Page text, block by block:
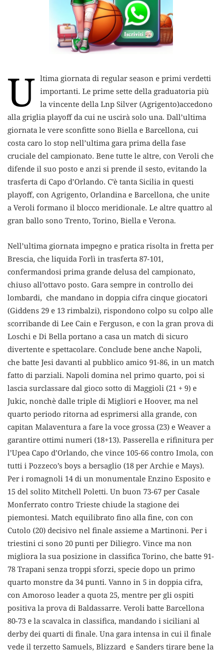
U ltima giornata di regular season e primi verdetti
importanti. Le prime sette della graduatoria più
la vincente della Lnp Silver (Agrigento)accedono
alla griglia playoff da cui ne uscirà solo una. Dall’ultima
giornata le vere sconfitte sono Biella e Barcellona, cui
costa caro lo stop nell’ultima gara prima della fase
cruciale del campionato. Bene tutte le altre, con Veroli che
difende il suo posto e anzi si prende il sesto, evitando la
trasferta di Capo d’Orlando. C’è tanta Sicilia in questi
playoff, con Agrigento, Orlandina e Barcellona, che unite
a Veroli formano il blocco meridionale. Le altre quattro al
gran ballo sono Trento, Torino, Biella e Verona.
Nell’ultima giornata impegno e pratica risolta in fretta per
Brescia, che liquida Forlì in trasferta 87-101,
confermandosi prima grande delusa del campionato,
chiuso all’ottavo posto. Gara sempre in controllo dei
lombardi, che mandano in doppia cifra cinque giocatori
(Giddens 29 e 13 rimbalzi), rispondono colpo su colpo alle
scorribande di Lee Cain e Ferguson, e con la gran prova di
Loschi e Di Bella portano a casa un match di sicuro
divertente e spettacolare. Conclude bene anche Napoli,
che batte Jesi davanti al pubblico amico 91-86, in un match
fatto di parziali. Napoli domina nel primo quarto, poi si
lascia surclassare dal gioco sotto di Maggioli (21 + 9) e
Jukic, nonchè dalle triple di Migliori e Hoover, ma nel
quarto periodo ritorna ad esprimersi alla grande, con
capitan Malaventura a fare la voce grossa (23) e Weaver a
garantire ottimi numeri (18+13). Passerella e rifinitura per
l’Upea Capo d’Orlando, che vince 105-66 contro Imola, con
tutti i Pozzeco’s boys a bersaglio (18 per Archie e Mays).
Per i romagnoli 14 di un monumentale Enzino Esposito e
15 del solito Mitchell Poletti. Un buon 73-67 per Casale
Monferrato contro Trieste chiude la stagione dei
piemontesi. Match equilibrato fino alla fine, con con
Cutolo (20) decisivo nel finale assieme a Martinoni. Per i
triestini ci sono 20 punti per Diliegro. Vince ma non
migliora la sua posizione in classifica Torino, che batte 91-
78 Trapani senza troppi sforzi, specie dopo un primo
quarto monstre da 34 punti. Vanno in 5 in doppia cifra,
con Amoroso leader a quota 25, mentre per gli ospiti
positiva la prova di Baldassarre. Veroli batte Barcellona
80-73 e la scavalca in classifica, mandando i siciliani al
derby dei quarti di finale. Una gara intensa in cui il finale
vede il terzetto Samuels, Blizzard e Sanders tirare bene la